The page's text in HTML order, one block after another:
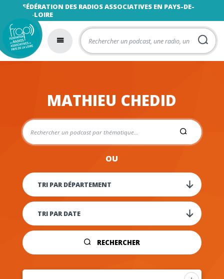
FÉDÉRATION DES RADIOS ASSOCIATIVES EN PAYS-DE-
LA-LOIRE
MATHIEU CHEDID
OU
RECHERCHER